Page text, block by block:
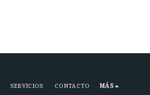
SERVICIOS CONTACTO MÁS